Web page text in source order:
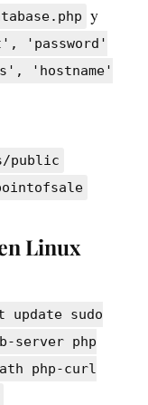
y
'password'
'hostname'
public
Linux
update sudo
server php
php-curl